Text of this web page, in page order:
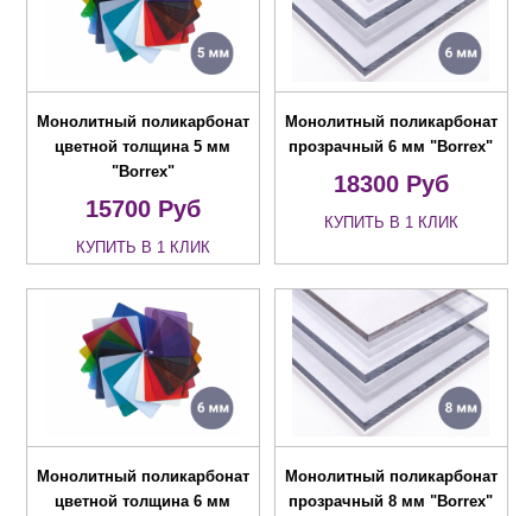
Монолитный поликарбонат
цветной толщина 5 мм
"Borrex"
15700Руб
КУПИТЬ В 1 КЛИК
Монолитный поликарбонат
прозрачный 6 мм "Borrex"
18300Руб
КУПИТЬ В 1 КЛИК
Монолитный поликарбонат
цветной толщина 6 мм
Монолитный поликарбонат
прозрачный 8 мм "Borrex"